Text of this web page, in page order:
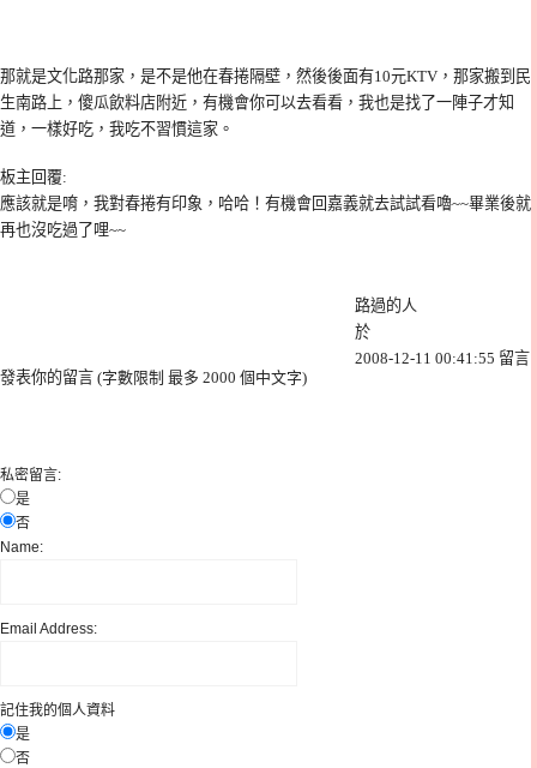
那就是文化路那家，是不是他在春捲隔壁，然後後面有10元KTV，那家搬到民
生南路上，傻瓜飲料店附近，有機會你可以去看看，我也是找了一陣子才知
道，一樣好吃，我吃不習慣這家。
板主回覆:
應該就是唷，我對春捲有印象，哈哈！有機會回嘉義就去試試看嚕~~畢業後就
再也沒吃過了哩~~
路過的人
於
2008-12-11 00:41:55 留言
發表你的留言 (字數限制 最多 2000 個中文字)
私密留言:
是
否
Name:
Email Address:
記住我的個人資料
是
否